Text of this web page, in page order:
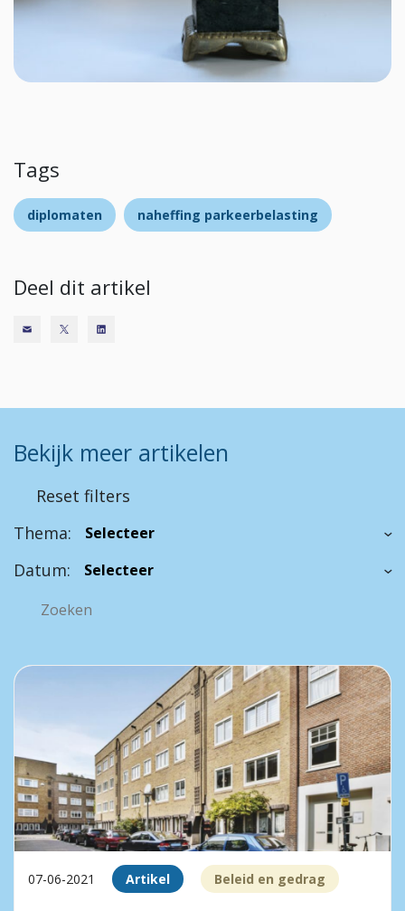
Tags
diplomaten naheffing parkeerbelasting
Deel dit artikel
Bekijk meer artikelen
Reset filters
Thema:
Datum:
07-06-2021 Artikel Beleid en gedrag